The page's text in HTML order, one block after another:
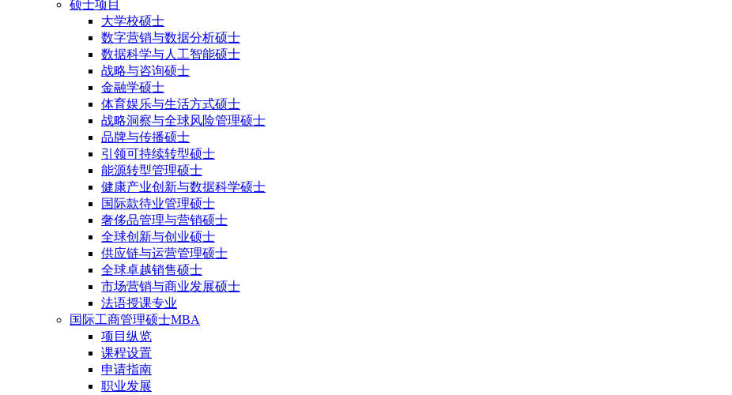
硕士项目
大学校硕士
数字营销与数据分析硕士
数据科学与人工智能硕士
战略与咨询硕士
金融学硕士
体育娱乐与生活方式硕士
战略洞察与全球风险管理硕士
品牌与传播硕士
引领可持续转型硕士
能源转型管理硕士
健康产业创新与数据科学硕士
国际款待业管理硕士
奢侈品管理与营销硕士
全球创新与创业硕士
供应链与运营管理硕士
全球卓越销售硕士
市场营销与商业发展硕士
法语授课专业
国际工商管理硕士MBA
项目纵览
课程设置
申请指南
职业发展